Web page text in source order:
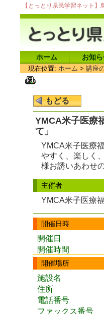
【とっとり県民学習ネット
ホーム お知
現在位置: ホーム > 講座
YMCA米子医療
て」
YMCA米子医療
やすく、楽しく
様お誘いあわせ
主催者
YMCA米子医療
開催日時
開催日
開催時間
開催場所
施設名
住所
電話番号
ファックス番号